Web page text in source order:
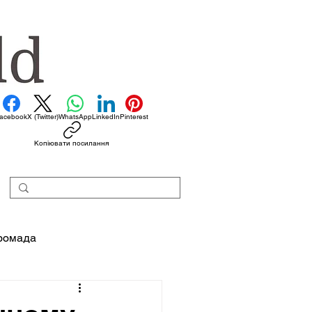
X (Twitter)WhatsAppLinkedInPinterest
Копіювати посилання